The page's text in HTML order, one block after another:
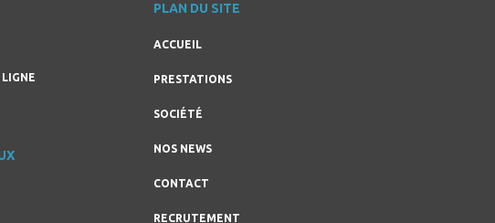
PLAN DU SITE
ACCUEIL
PRESTATIONS
SOCIÉTÉ
NOS NEWS
CONTACT
RECRUTEMENT